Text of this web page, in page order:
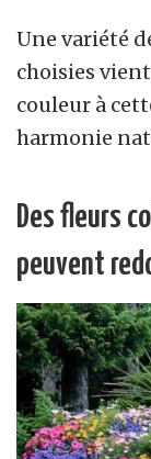
Une variété
choisies
couleur à
harmonie
Des fleurs
peuvent